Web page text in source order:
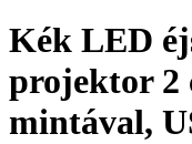
Kék LED
projektor 2
mintával,